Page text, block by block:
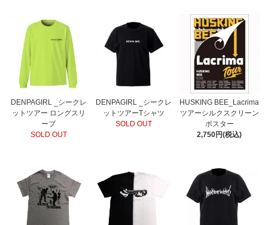
DENPAGIRL _シークレ
ットツアー ロングスリ
ーブ
SOLD OUT
DENPAGIRL _シークレ
ットツアーTシャツ
SOLD OUT
HUSKING BEE_Lacrima
ツアーシルクスクリーン
ポスター
2,750円(税込)